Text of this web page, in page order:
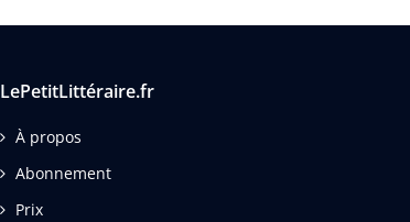
LePetitLittéraire.fr
À propos
Abonnement
Prix